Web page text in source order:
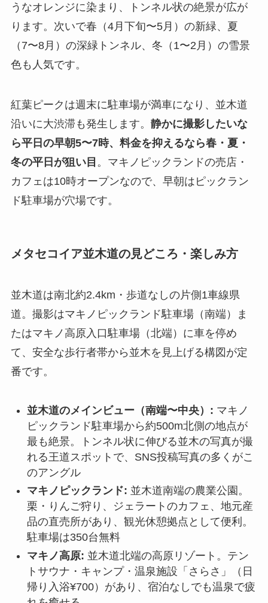
うなオレンジに染まり、トンネル状の絶景が広が
ります。次いで春（4月下旬〜5月）の新緑、夏
（7〜8月）の深緑トンネル、冬（1〜2月）の雪景
色も人気です。
紅葉ピークは週末に駐車場が満車になり、並木道
沿いに大渋滞も発生します。 静かに撮影したいな
ら平日の早朝5〜7時、料金を抑えるなら春・夏・
冬の平日が狙い目 。マキノピックランドの売店・
カフェは10時オープンなので、早朝はピックラン
ド駐車場が穴場です。
メタセコイア並木道の見どころ・楽しみ方
並木道は南北約2.4km・歩道なしの片側1車線県
道。撮影はマキノピックランド駐車場（南端）ま
たはマキノ高原入口駐車場（北端）に車を停め
て、安全な歩行者帯から並木を見上げる構図が定
番です。
並木道のメインビュー（南端〜中央）: マキノ
ピックランド駐車場から約500m北側の地点が
最も絶景。トンネル状に伸びる並木の写真が撮
れる王道スポットで、SNS投稿写真の多くがこ
のアングル
マキノピックランド: 並木道南端の農業公園。
栗・りんご狩り、ジェラートのカフェ、地元産
品の直売所があり、観光休憩拠点として便利。
駐車場は350台無料
マキノ高原: 並木道北端の高原リゾート。テン
トサウナ・キャンプ・温泉施設「さらさ」（日
帰り入浴¥700）があり、宿泊なしでも温泉で疲